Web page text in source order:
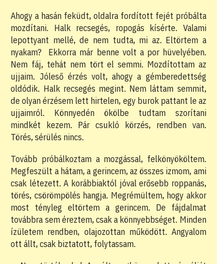
Ahogy a hasán feküdt, oldalra fordított fejét próbálta
mozdítani. Halk recsegés, ropogás kísérte. Valami
lepottyant mellé, de nem tudta, mi az. Eltörtem a
nyakam? Ekkorra már benne volt a por hüvelyében.
Nem fáj, tehát nem tört el semmi. Mozdítottam az
ujjaim. Jóleső érzés volt, ahogy a gémberedettség
oldódik. Halk recsegés megint. Nem láttam semmit,
de olyan érzésem lett hirtelen, egy burok pattant le az
ujjaimról. Könnyedén ökölbe tudtam szorítani
mindkét kezem. Pár csukló körzés, rendben van.
Törés, sérülés nincs.
Tovább próbálkoztam a mozgással, felkönyököltem.
Megfeszült a hátam, a gerincem, az összes izmom, ami
csak létezett. A korábbiaktól jóval erősebb roppanás,
törés, csörömpölés hangja. Megrémültem, hogy akkor
most tényleg eltörtem a gerincem. De fájdalmat
továbbra sem éreztem, csak a könnyebbséget. Minden
ízületem rendben, olajozottan működött. Angyalom
ott állt, csak biztatott, folytassam.